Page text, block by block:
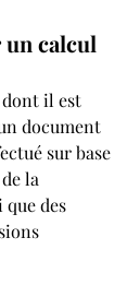
calcul
il est
document
sur base
la
des